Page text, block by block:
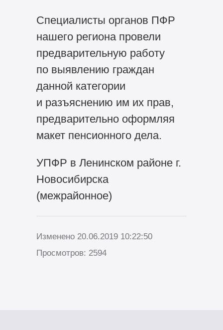
Специалисты органов ПФР
нашего региона провели
предварительную работу
по выявлению граждан
данной категории
и разъяснению им их прав,
предварительно оформляя
макет пенсионного дела.
УПФР в Ленинском районе г.
Новосибирска
(межрайонное)
Изменено 20.06.2019 10:22:50
Просмотров: 2594